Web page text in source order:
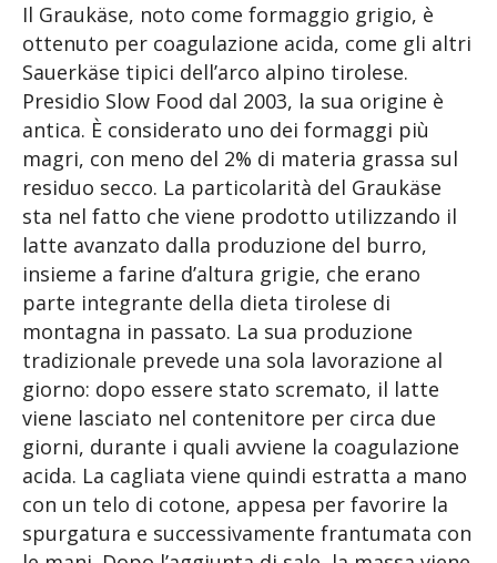
Il Graukäse, noto come formaggio grigio, è
ottenuto per coagulazione acida, come gli altri
Sauerkäse tipici dell’arco alpino tirolese.
Presidio Slow Food dal 2003, la sua origine è
antica. È considerato uno dei formaggi più
magri, con meno del 2% di materia grassa sul
residuo secco. La particolarità del Graukäse
sta nel fatto che viene prodotto utilizzando il
latte avanzato dalla produzione del burro,
insieme a farine d’altura grigie, che erano
parte integrante della dieta tirolese di
montagna in passato. La sua produzione
tradizionale prevede una sola lavorazione al
giorno: dopo essere stato scremato, il latte
viene lasciato nel contenitore per circa due
giorni, durante i quali avviene la coagulazione
acida. La cagliata viene quindi estratta a mano
con un telo di cotone, appesa per favorire la
spurgatura e successivamente frantumata con